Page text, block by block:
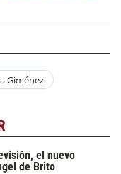
Giménez
el nuevo
de Brito